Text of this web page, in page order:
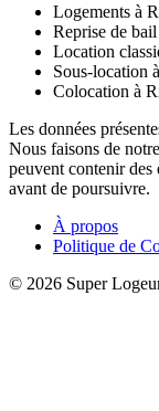
Logements à
Reprise de
Location
Sous-location
Colocation à
Les données
Nous faisons de
peuvent contenir
avant de poursuivre.
À propos
Politique de
© 2026 Super